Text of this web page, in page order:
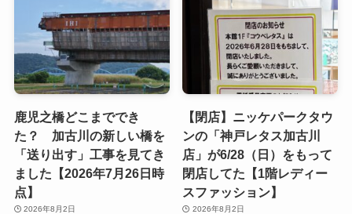
鹿児之橋どこまででき
た？ 加古川の新しい橋を
「送り出す」工事を見てき
ました【2026年7月26日時
点】
2026年8月2日
【閉店】ニッケパークタウ
ンの「神戸レタス加古川
店」が6/28（日）をもって
閉店してた【1階レディー
スファッション】
2026年8月2日